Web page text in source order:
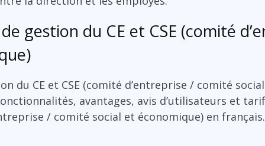
gestion du CE et CSE (comité
du CE et CSE (comité d’entreprise / comité
avantages, avis d’utilisateurs et
/ comité social et économique) en français.